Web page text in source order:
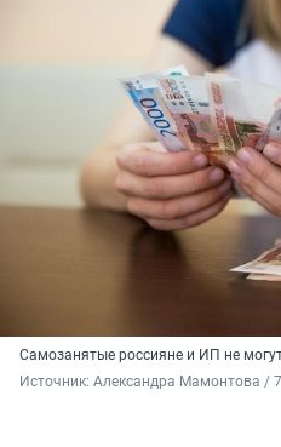
Самозанятые россияне и ИП не
Источник: Александра Мамонтова /